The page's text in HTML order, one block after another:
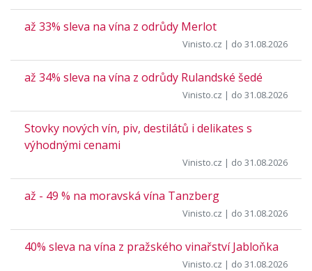
až 33% sleva na vína z odrůdy Merlot
Vinisto.cz | do 31.08.2026
až 34% sleva na vína z odrůdy Rulandské šedé
Vinisto.cz | do 31.08.2026
Stovky nových vín, piv, destilátů i delikates s
výhodnými cenami
Vinisto.cz | do 31.08.2026
až - 49 % na moravská vína Tanzberg
Vinisto.cz | do 31.08.2026
40% sleva na vína z pražského vinařství Jabloňka
Vinisto.cz | do 31.08.2026